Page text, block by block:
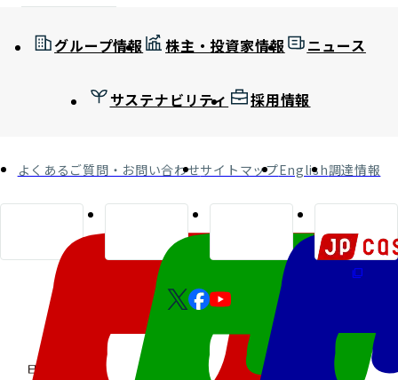
グループ情報 株主・投資家情報 ニュース
サステナビリティ 採用情報
よくあるご質問・お問い合わせサイトマップEnglish調達情報